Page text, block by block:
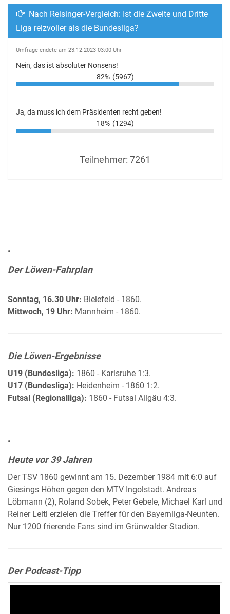
Nach Reisinger-Vergleich: Ist die Zweite und Dritte
Liga reizvoller als die Bundesliga?
Umfrage endete am 23.12.2023 03:00 Uhr
Nein, das ist absoluter Nonsens!
82% (5967)
Ja, da muss ich dem Präsidenten recht geben!
18% (1294)
Teilnehmer: 7261
•
Der Löwen-Fahrplan
Sonntag, 16.30 Uhr: Bielefeld - 1860.
Mittwoch, 19 Uhr: Mannheim - 1860.
Die Löwen-Ergebnisse
U19 (Bundesliga): 1860 - Karlsruhe 1:3.
U17 (Bundesliga): Heidenheim - 1860 1:2.
Futsal (Regionalliga): 1860 - Futsal Allgäu 4:3.
•
Heute vor 39 Jahren
Der TSV 1860 gewinnt am 15. Dezember 1984 mit 6:0 auf
Giesings Höhen gegen den MTV Ingolstadt. Andreas
Löbmann (2), Roland Sobek, Peter Gebele, Michael Karl und
Reiner Leitl erzielen die Treffer für den Bayernliga-Neunten.
Nur 1200 frierende Fans sind im Grünwalder Stadion.
Der Podcast-Tipp